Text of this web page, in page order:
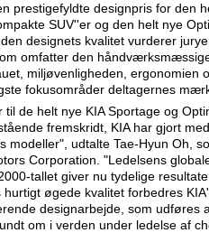
prestigefyldte designpris for den
SUV''er og den helt nye
designets kvalitet vurderer
omfatter den
miljøvenligheden, ergonomien
fokusområder deltagernes
til de helt nye KIA Sportage og
fremskridt, KIA har gjort
modeller", udtalte Tae-Hyun Oh,
Corporation. "Ledelsens
tallet giver nu tydelige
hurtigt øgede kvalitet forbedres
designarbejde, som udføres
om i verden under ledelse af